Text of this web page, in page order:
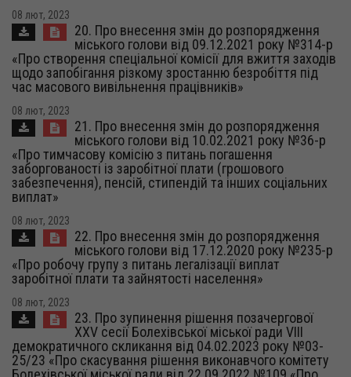
08 лют, 2023
20. Про внесення змін до розпорядження
міського голови від 09.12.2021 року №314-р
«Про створення спеціальної комісії для вжиття заходів
щодо запобігання різкому зростанню безробіття під
час масового вивільнення працівників»
08 лют, 2023
21. Про внесення змін до розпорядження
міського голови від 10.02.2021 року №36-р
«Про тимчасову комісію з питань погашення
заборгованості із заробітної плати (грошового
забезпечення), пенсій, стипендій та інших соціальних
виплат»
08 лют, 2023
22. Про внесення змін до розпорядження
міського голови від 17.12.2020 року №235-р
«Про робочу групу з питань легалізації виплат
заробітної плати та зайнятості населення»
08 лют, 2023
23. Про зупинення рішення позачергової
XXV сесії Болехівської міської ради VIII
демократичного скликання від 04.02.2023 року №03-
25/23 «Про скасування рішення виконавчого комітету